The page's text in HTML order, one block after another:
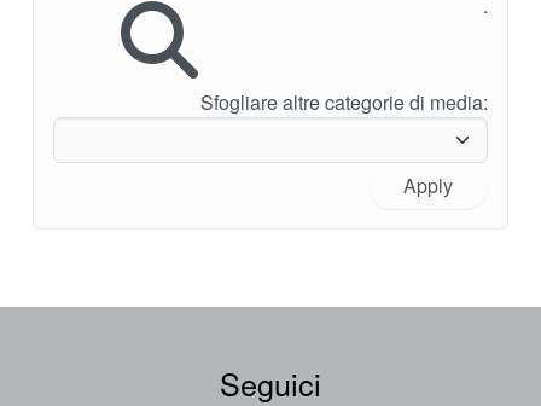
Sfogliare altre categorie di media:
Apply
Seguici